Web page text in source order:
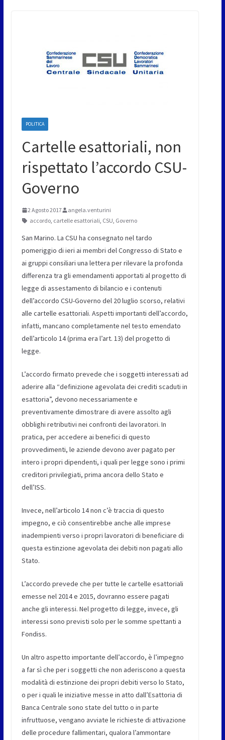
POLITICA
Cartelle esattoriali, non
rispettato l’accordo CSU-
Governo
2 Agosto 2017
angela.venturini
accordo, cartelle esattoriali, CSU, Governo
San Marino. La CSU ha consegnato nel tardo
pomeriggio di ieri ai membri del Congresso di Stato e
ai gruppi consiliari una lettera per rilevare la profonda
differenza tra gli emendamenti apportati al progetto di
legge di assestamento di bilancio e i contenuti
dell’accordo CSU-Governo del 20 luglio scorso, relativi
alle cartelle esattoriali. Aspetti importanti dell’accordo,
infatti, mancano completamente nel testo emendato
dell’articolo 14 (prima era l’art. 13) del progetto di
legge.
L’accordo firmato prevede che i soggetti interessati ad
aderire alla “definizione agevolata dei crediti scaduti in
esattoria”, devono necessariamente e
preventivamente dimostrare di avere assolto agli
obblighi retributivi nei confronti dei lavoratori. In
pratica, per accedere ai benefici di questo
provvedimenti, le aziende devono aver pagato per
intero i propri dipendenti, i quali per legge sono i primi
creditori privilegiati, prima ancora dello Stato e
dell’ISS.
Invece, nell’articolo 14 non c’è traccia di questo
impegno, e ciò consentirebbe anche alle imprese
inadempienti verso i propri lavoratori di beneficiare di
questa estinzione agevolata dei debiti non pagati allo
Stato.
L’accordo prevede che per tutte le cartelle esattoriali
emesse nel 2014 e 2015, dovranno essere pagati
anche gli interessi. Nel progetto di legge, invece, gli
interessi sono previsti solo per le somme spettanti a
Fondiss.
Un altro aspetto importante dell’accordo, è l’impegno
a far sì che per i soggetti che non aderiscono a questa
modalità di estinzione dei propri debiti verso lo Stato,
o per i quali le iniziative messe in atto dall’Esattoria di
Banca Centrale sono state del tutto o in parte
infruttuose, vengano avviate le richieste di attivazione
delle procedure fallimentari, qualora l’ammontare